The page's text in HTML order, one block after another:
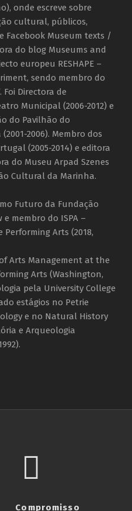
onde escreve sobre
cultural, públicos,
Facebook Museum texts /
do blog Museums and
europeu RESHAPE –
sendo membro do
Foi Directora de
Municipal (2006-2012) e
do Pavilhão do
2006). Membro dos
(2005-2014) e editora
do Museu Arpad Szenes
Cultural da Marinha.
Futuro da Fundação
membro do ISPA –
Arts (2018,
Arts Management at the
Arts (Washington,
pela University College
estágios no Petrie
e no Natural History
e Arqueologia
Compromisso